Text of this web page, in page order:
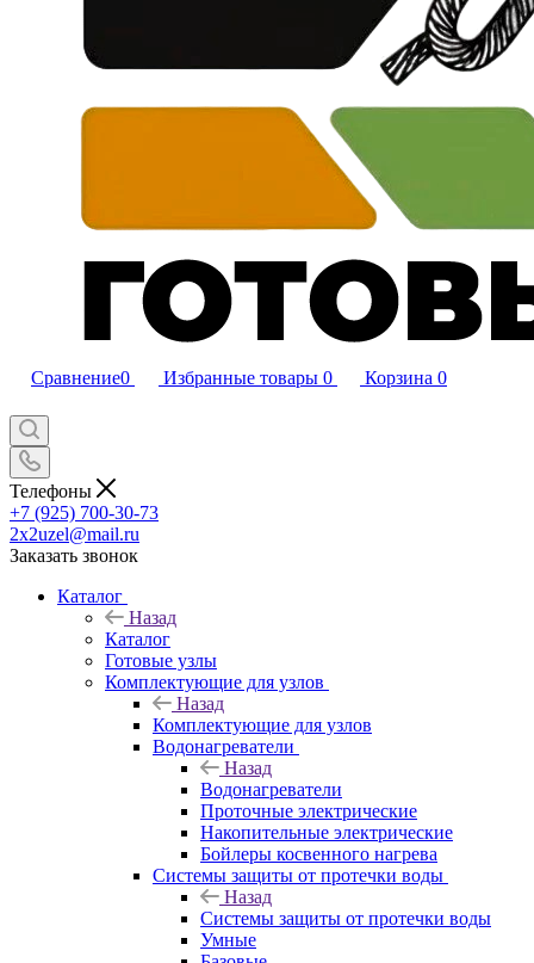
Сравнение0 Избранные товары 0 Корзина 0
Телефоны
+7 (925) 700-30-73
2x2uzel@mail.ru
Заказать звонок
Каталог
Назад
Каталог
Готовые узлы
Комплектующие для узлов
Назад
Комплектующие для узлов
Водонагреватели
Назад
Водонагреватели
Проточные электрические
Накопительные электрические
Бойлеры косвенного нагрева
Системы защиты от протечки воды
Назад
Системы защиты от протечки воды
Умные